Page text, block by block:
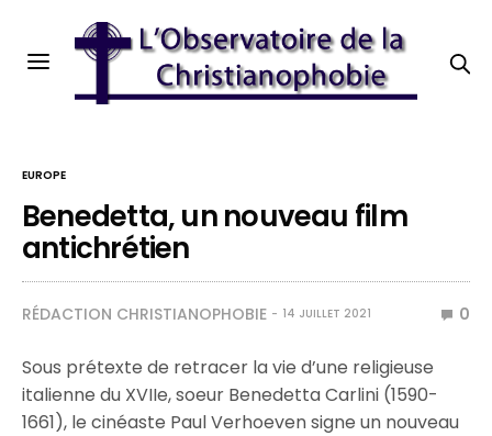
EUROPE
Benedetta, un nouveau film
antichrétien
RÉDACTION CHRISTIANOPHOBIE 14 JUILLET 2021 0
Sous prétexte de retracer la vie d’une religieuse
italienne du XVIIe, soeur Benedetta Carlini (1590-
1661), le cinéaste Paul Verhoeven signe un nouveau